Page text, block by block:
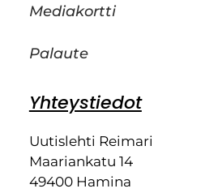
Mediakortti
Palaute
Yhteystiedot
Uutislehti Reimari
Maariankatu 14
49400 Hamina